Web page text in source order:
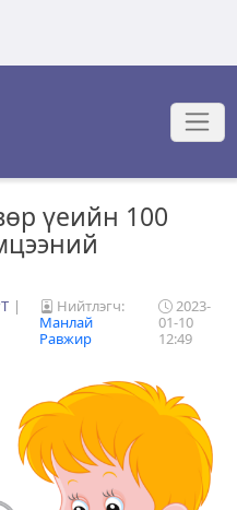
үеийн 100
Нийтлэгч:
Манлай
Равжир
2023-
01-10
12:49